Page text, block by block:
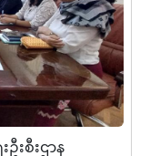
းစီးဌာန